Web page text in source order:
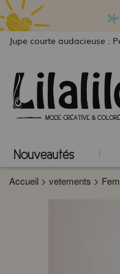
Jupe courte audacieuse :
Nouveautés
Accueil > vetements >